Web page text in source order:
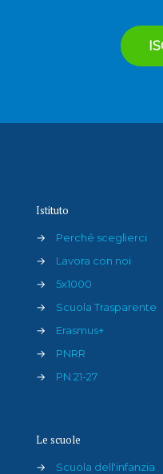
Istituto
→
Perché sceglierci
→
Lavora con noi
→
5x1000
→
Scuola Trasparente
→
Erasmus+
→
PNRR
→
PN 21-27
Le scuole
→
Scuola dell'infanzia